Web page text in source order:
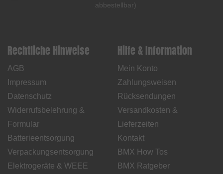
abbestellbar)
Rechtliche Hinweise
AGB
Impressum
Datenschutz
Widerrufsbelehrung &
Formular
Batterieentsorgung
Verpackungsentsorgung
Elektrogeräte & WEEE
Hilfe & Information
Mein Konto
Zahlungsweisen
Rücksendungen
Versandkosten &
Lieferzeiten
Kontakt
BMX How Tos
BMX Ratgeber